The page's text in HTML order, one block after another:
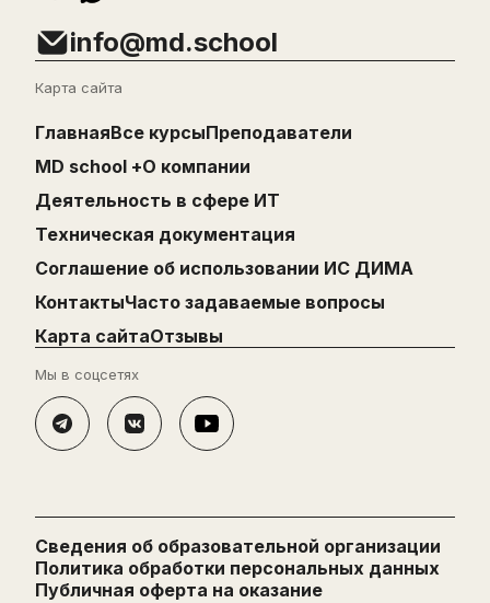
info@md.school
Карта сайта
ГлавнаяВсе курсыПреподаватели
MD school +О компании
Деятельность в сфере ИТ
Техническая документация
Cоглашение об использовании ИС ДИМА
КонтактыЧасто задаваемые вопросы
Карта сайтаОтзывы
Мы в соцсетях
Сведения об образовательной организации
Политика обработки персональных данных
Публичная оферта на оказание